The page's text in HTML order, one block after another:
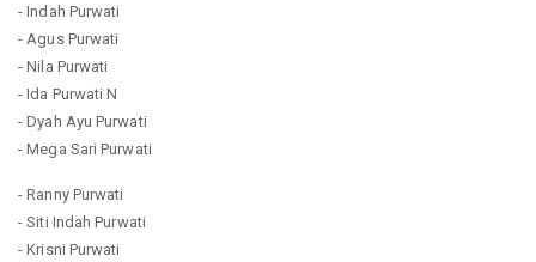
- Indah Purwati
- Agus Purwati
- Nila Purwati
- Ida Purwati N
- Dyah Ayu Purwati
- Mega Sari Purwati
- Ranny Purwati
- Siti Indah Purwati
- Krisni Purwati